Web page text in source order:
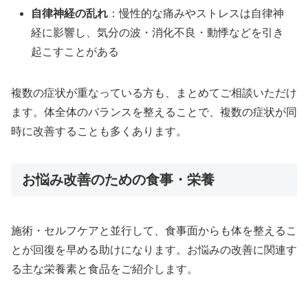
自律神経の乱れ ：慢性的な痛みやストレスは自律神
経に影響し、気分の波・消化不良・動悸などを引き
起こすことがある
複数の症状が重なっている方も、まとめてご相談いただけ
ます。体全体のバランスを整えることで、複数の症状が同
時に改善することも多くあります。
お悩み改善のための食事・栄養
施術・セルフケアと並行して、食事面からも体を整えるこ
とが回復を早める助けになります。お悩みの改善に関連す
る主な栄養素と食品をご紹介します。